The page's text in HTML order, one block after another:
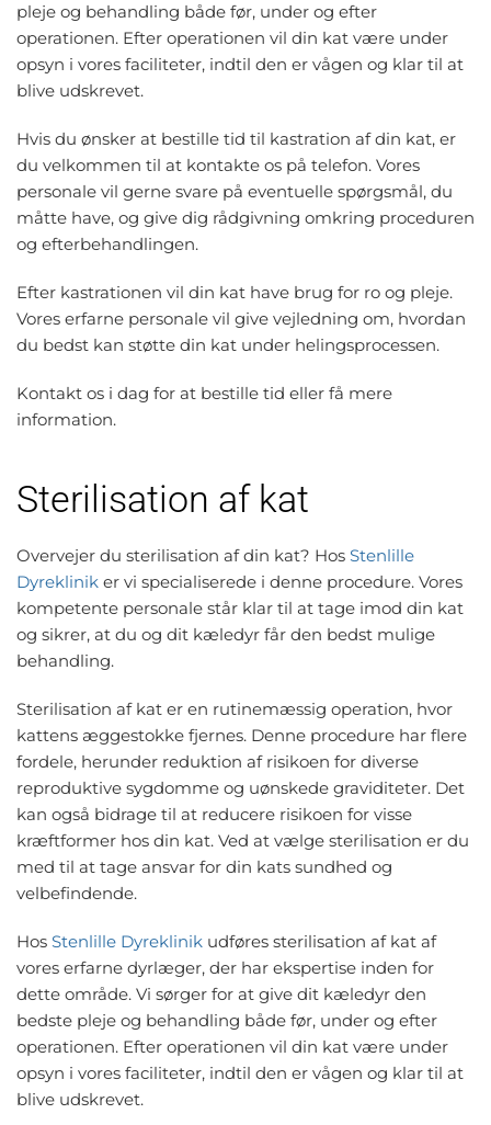
pleje og behandling både før, under og efter
operationen. Efter operationen vil din kat være under
opsyn i vores faciliteter, indtil den er vågen og klar til at
blive udskrevet.
Hvis du ønsker at bestille tid til kastration af din kat, er
du velkommen til at kontakte os på telefon. Vores
personale vil gerne svare på eventuelle spørgsmål, du
måtte have, og give dig rådgivning omkring proceduren
og efterbehandlingen.
Efter kastrationen vil din kat have brug for ro og pleje.
Vores erfarne personale vil give vejledning om, hvordan
du bedst kan støtte din kat under helingsprocessen.
Kontakt os i dag for at bestille tid eller få mere
information.
Sterilisation af kat
Overvejer du sterilisation af din kat? Hos Stenlille
Dyreklinik er vi specialiserede i denne procedure. Vores
kompetente personale står klar til at tage imod din kat
og sikrer, at du og dit kæledyr får den bedst mulige
behandling.
Sterilisation af kat er en rutinemæssig operation, hvor
kattens æggestokke fjernes. Denne procedure har flere
fordele, herunder reduktion af risikoen for diverse
reproduktive sygdomme og uønskede graviditeter. Det
kan også bidrage til at reducere risikoen for visse
kræftformer hos din kat. Ved at vælge sterilisation er du
med til at tage ansvar for din kats sundhed og
velbefindende.
Hos Stenlille Dyreklinik udføres sterilisation af kat af
vores erfarne dyrlæger, der har ekspertise inden for
dette område. Vi sørger for at give dit kæledyr den
bedste pleje og behandling både før, under og efter
operationen. Efter operationen vil din kat være under
opsyn i vores faciliteter, indtil den er vågen og klar til at
blive udskrevet.